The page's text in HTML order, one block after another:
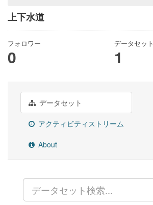
上下水道
フォロワー
0
データセット
1
データセット
アクティビティストリーム
About